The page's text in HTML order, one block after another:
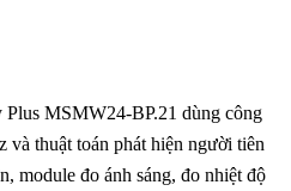
Plus MSMW24-BP.21 dùng công
và thuật toán phát hiện người tiên
module đo ánh sáng, đo nhiệt độ